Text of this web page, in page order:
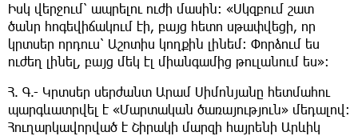
Իսկ վերջում՝ ապրելու ուժի մասին։ «Սկզբում շատ
ծանր հոգեվիճակում էի, բայց հետո սթափվեցի, որ
կրտսեր որդուս՝ Աշոտիս կողքին լինեմ: Փորձում ես
ուժեղ լինել, բայց մեկ էլ միանգամից թուլանում ես»։
Հ. Գ.- Կրտսեր սերժանտ Արամ Սիմոնյանը հետմահու
պարգևատրվել է «Մարտական ծառայություն» մեդալով։
Հուղարկավորված է Շիրակի մարզի հայրենի Արևիկ